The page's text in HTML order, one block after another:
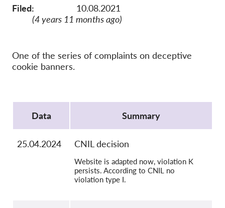
Azioni rappresentative
OnionShare
Contatti
Filed:
10.08.2021
(4 years 11 months ago)
One of the series of complaints on deceptive
cookie banners.
Data
Summary
25.04.2024 CNIL decision
Website is adapted now, violation K
persists. According to CNIL no
violation type I.